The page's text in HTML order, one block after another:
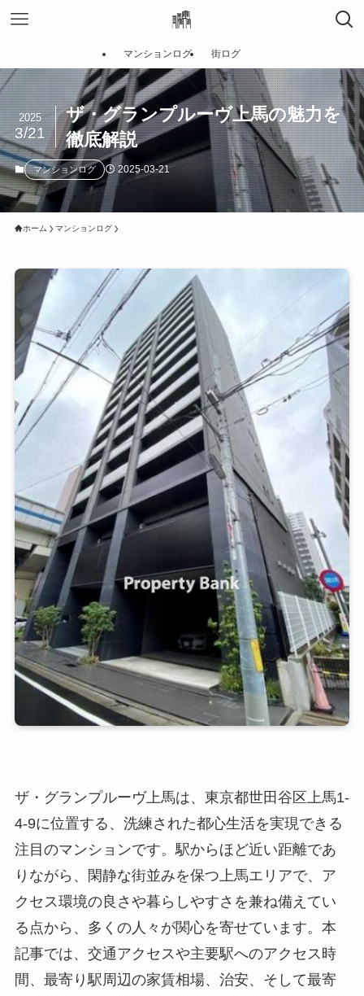
マンションログ 街ログ
ザ・グランプルーヴ上馬の魅力を
徹底解説
2025
3/21
マンションログ 2025-03-21
ホーム マンションログ
ザ・グランプルーヴ上馬は、東京都世田谷区上馬1-
4-9に位置する、洗練された都心生活を実現できる
注目のマンションです。駅からほど近い距離であ
りながら、閑静な街並みを保つ上馬エリアで、ア
クセス環境の良さや暮らしやすさを兼ね備えてい
る点から、多くの人々が関心を寄せています。本
記事では、交通アクセスや主要駅へのアクセス時
間、最寄り駅周辺の家賃相場、治安、そして最寄